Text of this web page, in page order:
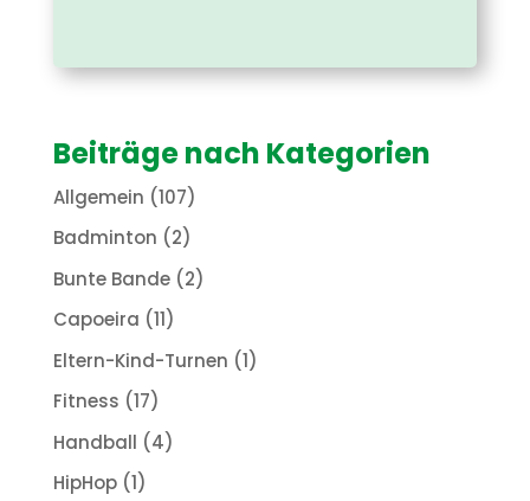
Beiträge nach Kategorien
Allgemein (107)
Badminton (2)
Bunte Bande(2)
Capoeira (11)
Eltern-Kind-Turnen (1)
Fitness (17)
Handball (4)
HipHop(1)